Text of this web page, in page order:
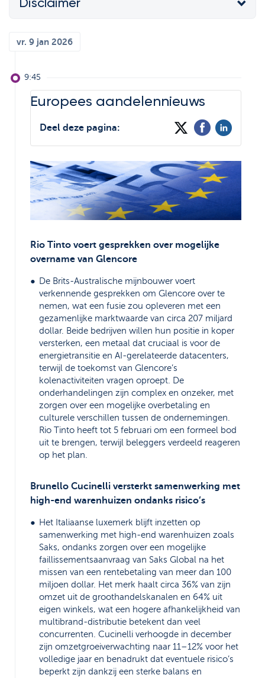
Support
Lexicon
Beursboeken in de
kijker
Disclaimer
vr. 9 jan 2026
9:45
Europees aandelennieuws
Deel deze pagina:
Rio Tinto voert gesprekken over mogelijke
overname van Glencore
De Brits-Australische mijnbouwer voert
verkennende gesprekken om Glencore over te
nemen, wat een fusie zou opleveren met een
gezamenlijke marktwaarde van circa 207 miljard
dollar. Beide bedrijven willen hun positie in koper
versterken, een metaal dat cruciaal is voor de
energietransitie en AI-gerelateerde datacenters,
terwijl de toekomst van Glencore’s
kolenactiviteiten vragen oproept. De
onderhandelingen zijn complex en onzeker, met
zorgen over een mogelijke overbetaling en
culturele verschillen tussen de ondernemingen.
Rio Tinto heeft tot 5 februari om een formeel bod
uit te brengen, terwijl beleggers verdeeld reageren
op het plan.
Brunello Cucinelli versterkt samenwerking met
high-end warenhuizen ondanks risico’s
Het Italiaanse luxemerk blijft inzetten op
samenwerking met high-end warenhuizen zoals
Saks, ondanks zorgen over een mogelijke
faillissementsaanvraag van Saks Global na het
missen van een rentebetaling van meer dan 100
miljoen dollar. Het merk haalt circa 36% van zijn
omzet uit de groothandelskanalen en 64% uit
eigen winkels, wat een hogere afhankelijkheid van
multibrand-distributie betekent dan veel
concurrenten. Cucinelli verhoogde in december
zijn omzetgroeiverwachting naar 11–12% voor het
volledige jaar en benadrukt dat eventuele risico’s
beperkt zijn dankzij een sterke balans en